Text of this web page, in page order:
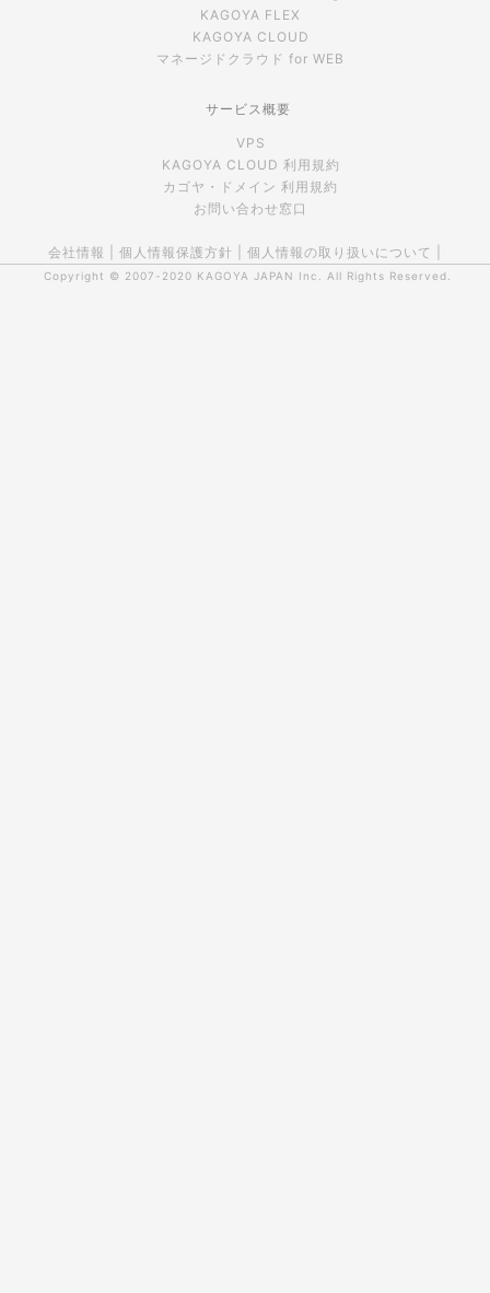
KAGOYA FLEX
KAGOYA CLOUD
マネージドクラウド for WEB
サービス概要
VPS
KAGOYA CLOUD 利用規約
カゴヤ・ドメイン 利用規約
お問い合わせ窓口
会社情報 個人情報保護方針 個人情報の取り扱いについて
Copyright © 2007-2020 KAGOYA JAPAN Inc. All Rights Reserved.